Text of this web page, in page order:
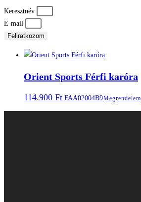
Keresztnév
E-mail
Feliratkozom
Orient Sports Férfi karóra
114.900 Ft FAA02004B9Megrendelem